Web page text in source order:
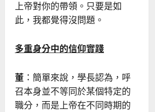
上帝對你的帶領。只要是如
此，我都覺得沒問題。
多重身分中的信仰實踐
董 ：簡單來說，學長認為，呼
召本身並不等同於某個特定的
職分，而是上帝在不同時期的